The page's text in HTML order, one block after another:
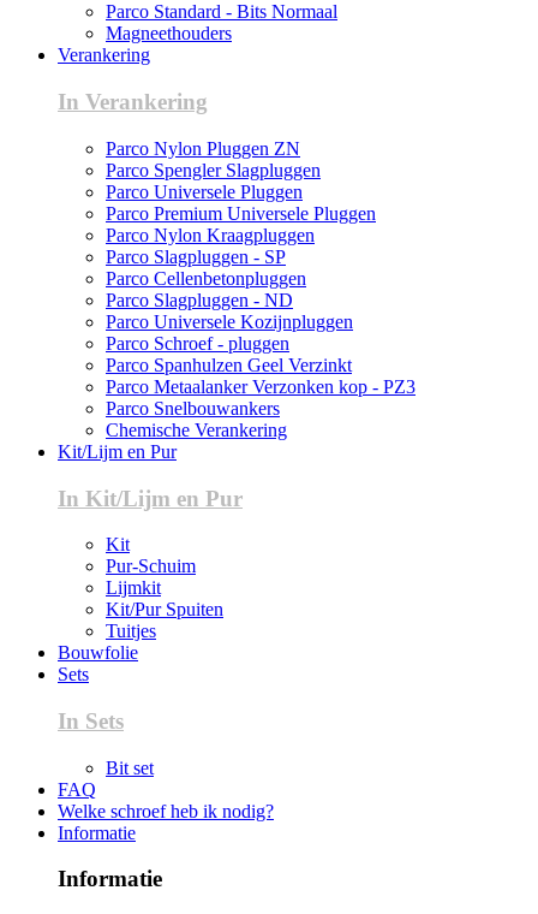
Parco Standard - Bits Normaal
Magneethouders
Verankering
In Verankering
Parco Nylon Pluggen ZN
Parco Spengler Slagpluggen
Parco Universele Pluggen
Parco Premium Universele Pluggen
Parco Nylon Kraagpluggen
Parco Slagpluggen - SP
Parco Cellenbetonpluggen
Parco Slagpluggen - ND
Parco Universele Kozijnpluggen
Parco Schroef - pluggen
Parco Spanhulzen Geel Verzinkt
Parco Metaalanker Verzonken kop - PZ3
Parco Snelbouwankers
Chemische Verankering
Kit/Lijm en Pur
In Kit/Lijm en Pur
Kit
Pur-Schuim
Lijmkit
Kit/Pur Spuiten
Tuitjes
Bouwfolie
Sets
In Sets
Bit set
FAQ
Welke schroef heb ik nodig?
Informatie
Informatie